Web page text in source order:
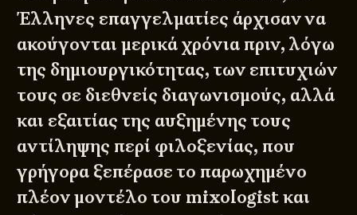
Έλληνες επαγγελματίες άρχισαν να
ακούγονται μερικά χρόνια πριν, λόγω
της δημιουργικότητας, των επιτυχιών
τους σε διεθνείς διαγωνισμούς, αλλά
και εξαιτίας της αυξημένης τους
αντίληψης περί φιλοξενίας, που
γρήγορα ξεπέρασε το παρωχημένο
πλέον μοντέλο του mixologist και